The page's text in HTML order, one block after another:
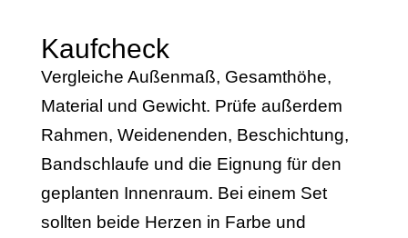
Kaufcheck
Vergleiche Außenmaß, Gesamthöhe,
Material und Gewicht. Prüfe außerdem
Rahmen, Weidenenden, Beschichtung,
Bandschlaufe und die Eignung für den
geplanten Innenraum. Bei einem Set
sollten beide Herzen in Farbe und